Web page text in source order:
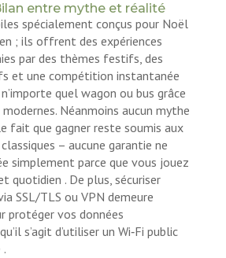
entre mythe et réalité
spécialement conçus pour Noël
; ils offrent des expériences
par des thèmes festifs, des
et une compétition instantanée
quel wagon ou bus grâce
Néanmoins aucun mythe
fait que gagner reste soumis aux
– aucune garantie ne
simplement parce que vous jouez
quotidien . De plus, sécuriser
SSL/TLS ou VPN demeure
protéger vos données
s’agit d’utiliser un Wi‑Fi public